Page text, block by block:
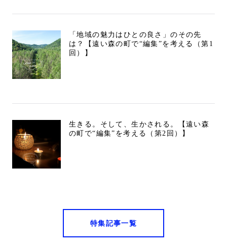
「地域の魅力はひとの良さ」のその先
は？【遠い森の町で“編集”を考える（第1
回）】
生きる。そして、生かされる。【遠い森
の町で“編集”を考える（第2回）】
特集記事一覧